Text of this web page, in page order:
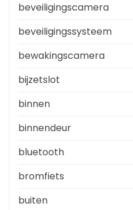
beveiligingscamera
beveiligingssysteem
bewakingscamera
bijzetslot
binnen
binnendeur
bluetooth
bromfiets
buiten